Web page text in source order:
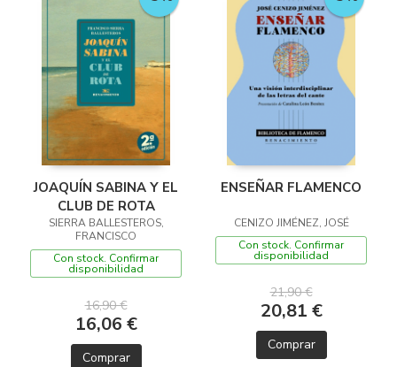
JOAQUÍN SABINA Y EL
CLUB DE ROTA
SIERRA BALLESTEROS,
FRANCISCO
Con stock. Confirmar
disponibilidad
16,90 €
16,06 €
Comprar
ENSEÑAR FLAMENCO
CENIZO JIMÉNEZ, JOSÉ
Con stock. Confirmar
disponibilidad
21,90 €
20,81 €
Comprar